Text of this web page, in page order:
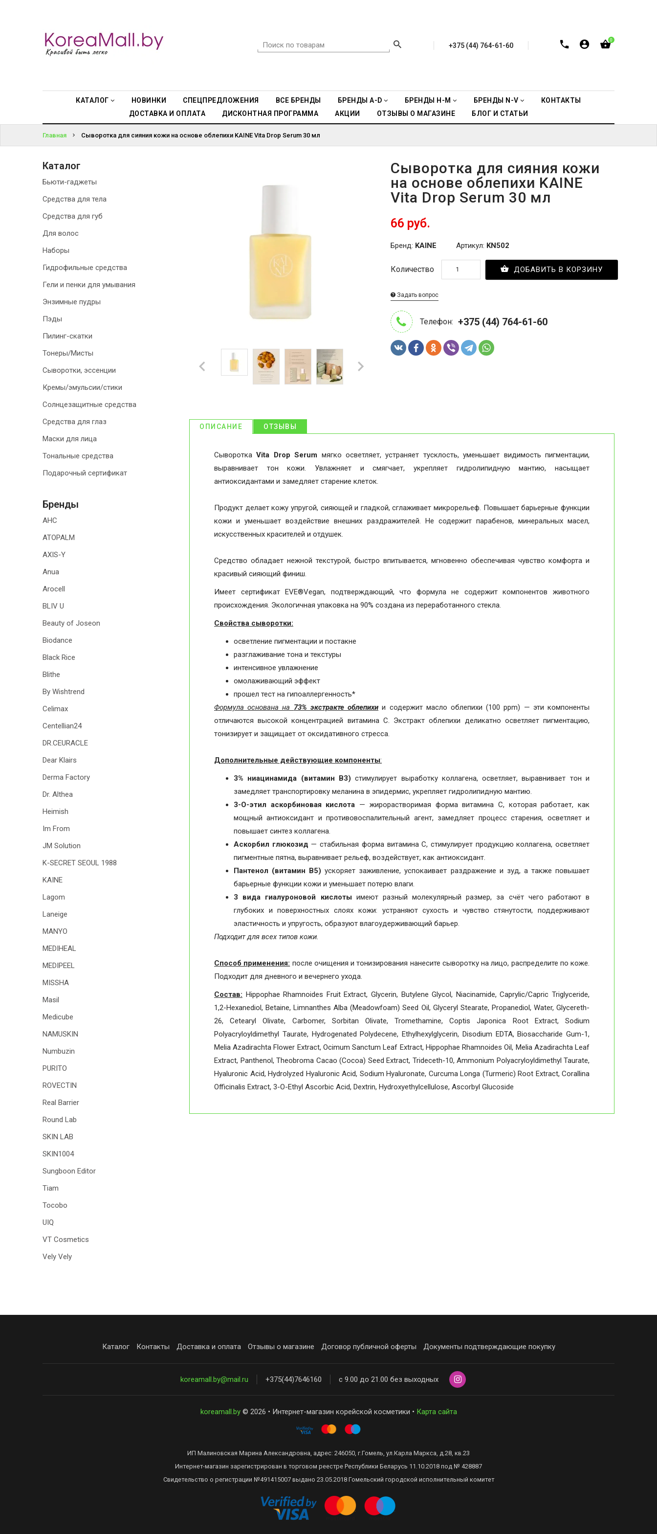
+375 (44) 764-61-60
0
КАТАЛОГ НОВИНКИ СПЕЦПРЕДЛОЖЕНИЯ ВСЕ БРЕНДЫ БРЕНДЫ A-D БРЕНДЫ H-M БРЕНДЫ N-V
КОНТАКТЫ
ДОСТАВКА И ОПЛАТА
ДИСКОНТНАЯ ПРОГРАММА АКЦИИ ОТЗЫВЫ О МАГАЗИНЕ БЛОГ И СТАТЬИ
ВСЕ БРЕНДЫ
БРЕНДЫ N-V
ДОСТАВКА И ОПЛАТА
ПРОГРАММА
ОТЗЫВЫ О
БЛОГ И СТАТЬИ
ВОЙТИ
Главная Сыворотка для сияния кожи на основе облепихи KAINE Vita Drop Serum 30 мл
Сыворотка для сияния кожи
на основе облепихи KAINE
Vita Drop Serum 30 мл
66 руб.
Бренд: KAINE Артикул: KN502
Количество ДОБАВИТЬ В КОРЗИНУ
Задать вопрос
Телефон: +375 (44) 764-61-60
ОПИСАНИЕ ОТЗЫВЫ
СывороткаVita Drop Serum мягко осветляет, устраняет тусклость, уменьшает видимость пигментации,
выравнивает тон кожи. Увлажняет и смягчает, укрепляет гидролипидную мантию, насыщает
антиоксидантами и замедляет старение клеток.
Продукт делает кожу упругой, сияющей и гладкой, сглаживает микрорельеф. Повышает барьерные функции
кожи и уменьшает воздействие внешних раздражителей. Не содержит парабенов, минеральных масел,
искусственных красителей и отдушек.
Средство обладает нежной текстурой, быстро впитывается, мгновенно обеспечивая чувство комфорта и
красивый сияющий финиш.
Имеет сертификат EVE®Vegan, подтверждающий, что формула не содержит компонентов животного
происхождения. Экологичная упаковка на 90% создана из переработанного стекла.
Свойства сыворотки:
осветление пигментации и постакне
разглаживание тона и текстуры
интенсивное увлажнение
омолаживающий эффект
прошел тест на гипоаллергенность*
Формула основана на 73% экстракте облепихи и содержит масло облепихи (100 ppm) — эти компоненты
отличаются высокой концентрацией витамина C. Экстракт облепихи деликатно осветляет пигментацию,
тонизирует и защищает от оксидативного стресса.
Дополнительные действующие компоненты:
3% ниацинамида (витамин B3) стимулирует выработку коллагена, осветляет, выравнивает тон и
замедляет транспортировку меланина в эпидермис, укрепляет гидролипидную мантию.
3-O-этил аскорбиновая кислота — жирорастворимая форма витамина C, которая работает, как
мощный антиоксидант и противовоспалительный агент, замедляет процесс старения, осветляет и
повышает синтез коллагена.
Аскорбил глюкозид — стабильная форма витамина С, стимулирует продукцию коллагена, осветляет
пигментные пятна, выравнивает рельеф, воздействует, как антиоксидант.
Пантенол (витамин B5) ускоряет заживление, успокаивает раздражение и зуд, а также повышает
барьерные функции кожи и уменьшает потерю влаги.
3 вида гиалуроновой кислотыимеют разный молекулярный размер, за счёт чего работают в
глубоких и поверхностных слоях кожи: устраняют сухость и чувство стянутости, поддерживают
эластичность и упругость, образуют влагоудерживающий барьер.
Подходит для всех типов кожи.
Способ применения: после очищения и тонизирования нанесите сыворотку на лицо, распределите по коже.
Подходит для дневного и вечернего ухода.
Состав: Hippophae Rhamnoides Fruit Extract, Glycerin, Butylene Glycol, Niacinamide, Caprylic/Capric Triglyceride,
1,2-Hexanediol, Betaine, Limnanthes Alba (Meadowfoam) Seed Oil, Glyceryl Stearate, Propanediol, Water, Glycereth-
26, Cetearyl Olivate, Carbomer, Sorbitan Olivate, Tromethamine, Coptis Japonica Root Extract, Sodium
Polyacryloyldimethyl Taurate, Hydrogenated Polydecene, Ethylhexylglycerin, Disodium EDTA, Biosaccharide Gum-1,
Melia Azadirachta Flower Extract, Ocimum Sanctum Leaf Extract, Hippophae Rhamnoides Oil, Melia Azadirachta Leaf
Extract, Panthenol, Theobroma Cacao (Cocoa) Seed Extract, Trideceth-10, Ammonium Polyacryloyldimethyl Taurate,
Hyaluronic Acid, Hydrolyzed Hyaluronic Acid, Sodium Hyaluronate, Curcuma Longa (Turmeric) Root Extract, Corallina
Officinalis Extract, 3-O-Ethyl Ascorbic Acid, Dextrin, Hydroxyethylcellulose, Ascorbyl Glucoside
Каталог
Бьюти-гаджеты
Средства для тела
Средства для губ
Для волос
Наборы
Гидрофильные средства
Гели и пенки для умывания
Энзимные пудры
Пэды
Пилинг-скатки
Тонеры/Мисты
Сыворотки, эссенции
Кремы/эмульсии/стики
Солнцезащитные средства
Средства для глаз
Маски для лица
Тональные средства
Подарочный сертификат
Бренды
AHC
ATOPALM
AXIS-Y
Anua
Arocell
BLIV U
Beauty of Joseon
Biodance
Black Rice
Blithe
By Wishtrend
Celimax
Centellian24
DR.CEURACLE
Dear Klairs
Derma Factory
Dr. Althea
Heimish
Im From
JM Solution
K-SECRET SEOUL 1988
KAINE
Lagom
Laneige
MANYO
MEDIHEAL
MEDIPEEL
MISSHA
Masil
Medicube
NAMUSKIN
Numbuzin
PURITO
ROVECTIN
Real Barrier
Round Lab
SKIN LAB
SKIN1004
Sungboon Editor
Tiam
Tocobo
UIQ
VT Cosmetics
Vely Vely
Каталог Контакты Доставка и оплата Отзывы о магазине Договор публичной оферты Документы подтверждающие покупку
koreamall.by@mail.ru +375(44)7646160 с 9.00 до 21.00 без выходных
koreamall.by© 2026 • Интернет-магазин корейской косметики • Карта сайта
ИП Малиновская Марина Александровна, адрес: 246050, г.Гомель, ул.Карла Маркса, д.28, кв.23
Интернет-магазин зарегистрирован в торговом реестре Республики Беларусь 11.10.2018 под № 428887
Свидетельство о регистрации №491415007 выдано 23.05.2018 Гомельский городской исполнительный комитет